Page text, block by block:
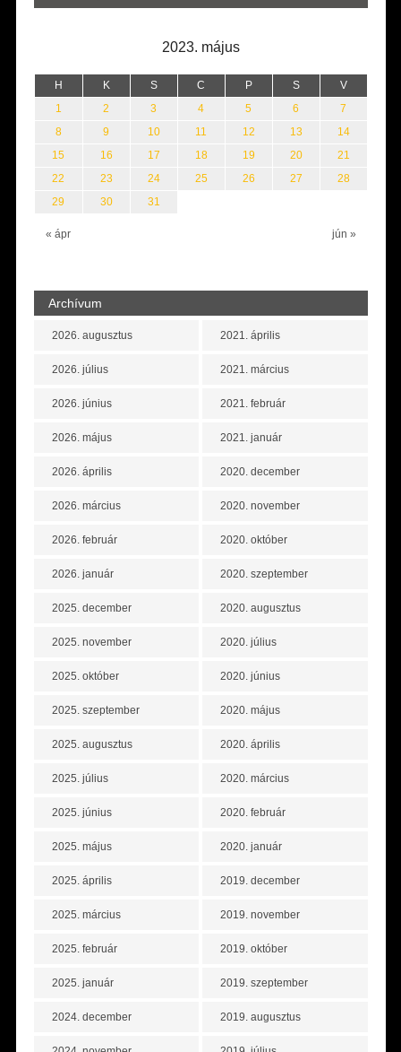
2023. május
H K S C P S V
« ápr jún »
1 2 3 4 5 6
7
8
9 10 11 12 13
14
15
16 17 18 19 20
21
22
23 24 25 26 27
28
29
30 31
Archívum
2026. augusztus
2026. július
2026. június
2026. május
2026. április
2026. március
2026. február
2026. január
2025. december
2025. november
2025. október
2025. szeptember
2025. augusztus
2025. július
2025. június
2025. május
2025. április
2025. március
2025. február
2025. január
2024. december
2021. április
2021. március
2021. február
2021. január
2020. december
2020. november
2020. október
2020. szeptember
2020. augusztus
2020. július
2020. június
2020. május
2020. április
2020. március
2020. február
2020. január
2019. december
2019. november
2019. október
2019. szeptember
2019. augusztus